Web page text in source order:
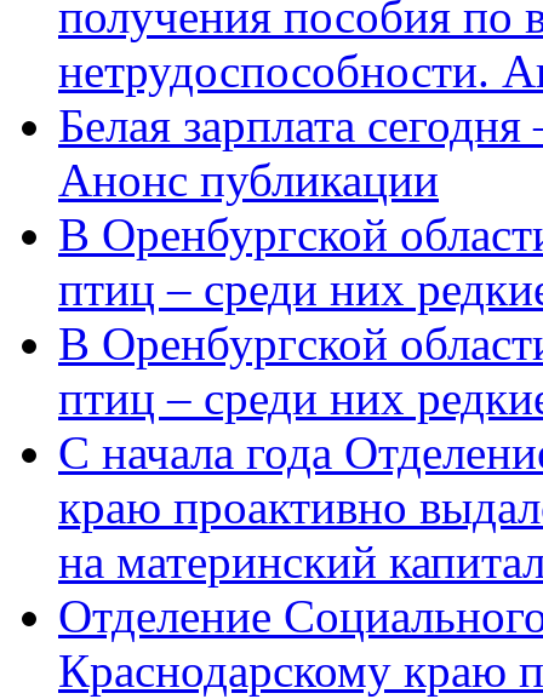
получения пособия по
нетрудоспособности.
Белая зарплата
Анонс публикации
В Оренбургской
птиц – среди них
В Оренбургской
птиц – среди них
С начала года
краю проактивно
на материнский
Отделение
Краснодарскому краю